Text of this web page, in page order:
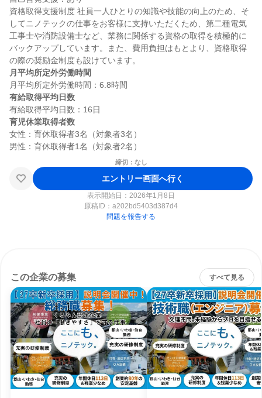
資格取得支援制度 社員一人ひとりの知識や技能の向上のため、そ
してニノテックの仕事をお客様に支持いただくため、第二種電気
工事士や消防設備士など、業務に関係する資格の取得を積極的に
バックアップしています。また、費用負担はもとより、資格取得
月平均所定外労働時間
有給取得平均日数
育児休業取得者数
女性：育休取得者3名（対象者3名）
締切：なし
エントリー画面へ行く
表示開始日：2026年1月8日
原稿ID： a202bd5403d387d4
問題を報告する
この企業の募集 すべて見る